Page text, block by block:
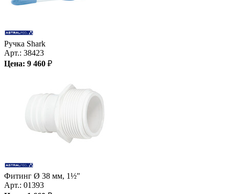
Ручка Shark
Арт.: 38423
Цена: 9 460 ₽
Фитинг Ø 38 мм, 1½"
Арт.: 01393